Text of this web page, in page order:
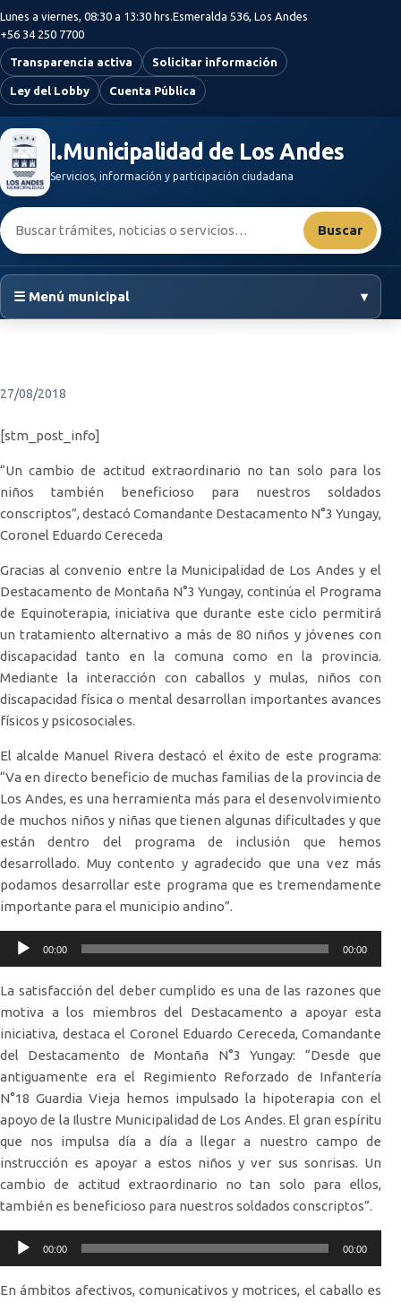
Saltar al contenido principal
Lunes a viernes, 08:30 a 13:30 hrs.Esmeralda 536, Los Andes
+56 34 250 7700
Transparencia activa Solicitar información
Ley del Lobby Cuenta Pública
I.Municipalidad de Los Andes
Servicios, información y participación ciudadana
Buscar:
Buscar
☰ Menú municipal ▾
27/08/2018
[stm_post_info]
“Un cambio de actitud extraordinario no tan solo para los
niños también beneficioso para nuestros soldados
conscriptos”, destacó Comandante Destacamento N°3 Yungay,
Coronel Eduardo Cereceda
Gracias al convenio entre la Municipalidad de Los Andes y el
Destacamento de Montaña N°3 Yungay, continúa el Programa
de Equinoterapia, iniciativa que durante este ciclo permitirá
un tratamiento alternativo a más de 80 niños y jóvenes con
discapacidad tanto en la comuna como en la provincia.
Mediante la interacción con caballos y mulas, niños con
discapacidad física o mental desarrollan importantes avances
físicos y psicosociales.
El alcalde Manuel Rivera destacó el éxito de este programa:
“Va en directo beneficio de muchas familias de la provincia de
Los Andes, es una herramienta más para el desenvolvimiento
de muchos niños y niñas que tienen algunas dificultades y que
están dentro del programa de inclusión que hemos
desarrollado. Muy contento y agradecido que una vez más
podamos desarrollar este programa que es tremendamente
importante para el municipio andino”.
Reproductor
audio
00:00 00:00
La satisfacción del deber cumplido es una de las razones que
motiva a los miembros del Destacamento a apoyar esta
iniciativa, destaca el Coronel Eduardo Cereceda, Comandante
del Destacamento de Montaña N°3 Yungay: “Desde que
antiguamente era el Regimiento Reforzado de Infantería
N°18 Guardia Vieja hemos impulsado la hipoterapia con el
apoyo de la Ilustre Municipalidad de Los Andes. El gran espíritu
que nos impulsa día a día a llegar a nuestro campo de
instrucción es apoyar a estos niños y ver sus sonrisas. Un
cambio de actitud extraordinario no tan solo para ellos,
también es beneficioso para nuestros soldados conscriptos”.
Reproductor
audio
00:00 00:00
En ámbitos afectivos, comunicativos y motrices, el caballo es